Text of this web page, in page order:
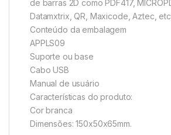
de barras 2D como PDF417,
Datamxtrix, QR, Maxicode, Aztec,
Conteúdo da embalagem
APPLS09
Suporte ou base
Cabo USB
Manual de usuário
Características do produto:
Cor branca
Dimensões: 150x50x65mm.